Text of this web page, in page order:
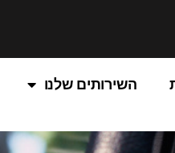
השירותים שלנו